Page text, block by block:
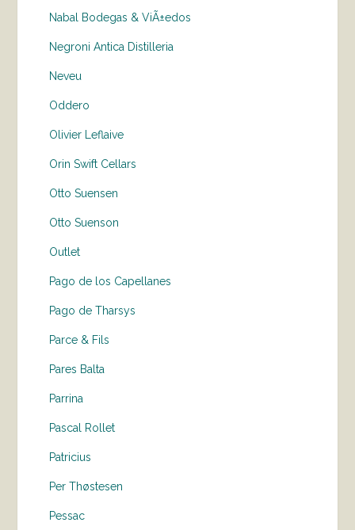
Nabal Bodegas & ViÃ±edos
Negroni Antica Distilleria
Neveu
Oddero
Olivier Leflaive
Orin Swift Cellars
Otto Suensen
Otto Suenson
Outlet
Pago de los Capellanes
Pago de Tharsys
Parce & Fils
Pares Balta
Parrina
Pascal Rollet
Patricius
Per Thøstesen
Pessac